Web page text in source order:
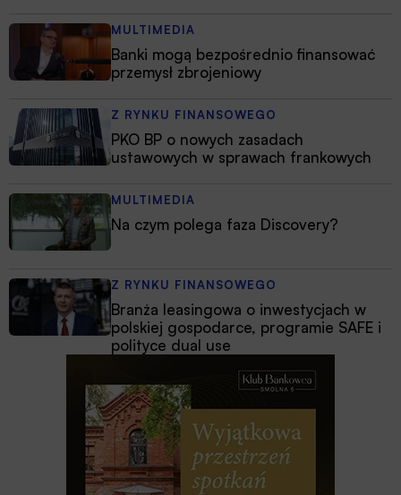
MULTIMEDIA
Banki mogą bezpośrednio finansować
przemysł zbrojeniowy
Z RYNKU FINANSOWEGO
PKO BP o nowych zasadach
ustawowych w sprawach frankowych
MULTIMEDIA
Na czym polega faza Discovery?
Z RYNKU FINANSOWEGO
Branża leasingowa o inwestycjach w
polskiej gospodarce, programie SAFE i
polityce dual use